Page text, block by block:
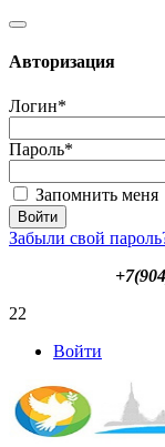
Авторизация
Логин*
Пароль*
Запомнить меня
Забыли свой
22
Войти